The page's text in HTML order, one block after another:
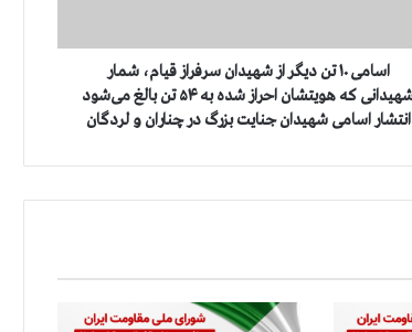
اسامی ۱۰ تن دیگر از شهیدان سرفراز قیام، شمار
شهیدانی که هویتشان احراز شده به ۵۴ تن بالغ می‌شود
انتشار اسامی شهیدان جنایت بزرگ در چناران و لردگان